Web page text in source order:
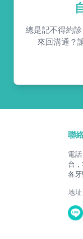
總是記不得約
來回溝通？
聯
電
台
各
地